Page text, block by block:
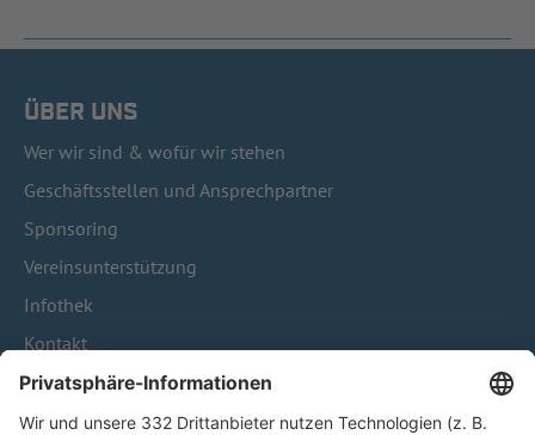
ÜBER UNS
Wer wir sind & wofür wir stehen
Geschäftsstellen und Ansprechpartner
Sponsoring
Vereinsunterstützung
Infothek
Kontakt
HÄUFIG BESUCHTE SEITEN